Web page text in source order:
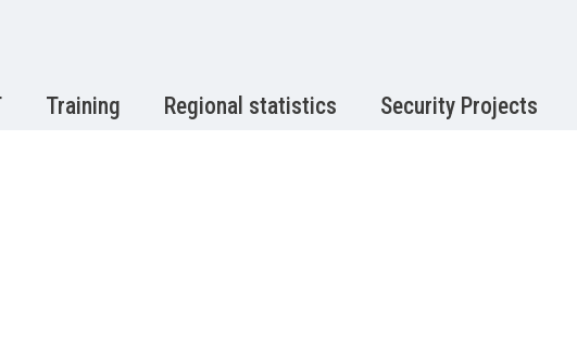
Training Regional statistics Security Projects